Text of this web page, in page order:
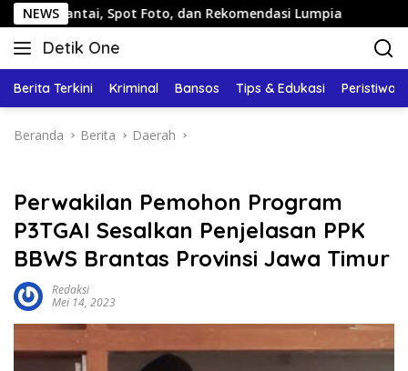
Langsung
ke
konten
NEWSFoto, dan Rekomendasi Lumpia Panduan
Detik One
Tajam
Fakta
Berita Terkini Kriminal Bansos Tips & Edukasi Peristiwa
Beranda Berita Daerah
Perwakilan Pemohon Program
P3TGAI Sesalkan Penjelasan PPK
BBWS Brantas Provinsi Jawa Timur
Redaksi
Mei 14, 2023